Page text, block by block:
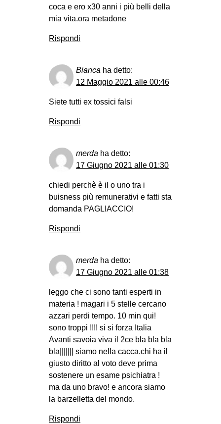
coca e ero x30 anni i più belli della
mia vita.ora metadone
Rispondi
Bianca ha detto:
12 Maggio 2021 alle 00:46
Siete tutti ex tossici falsi
Rispondi
merda ha detto:
17 Giugno 2021 alle 01:30
chiedi perchè è il o uno tra i
buisness più remunerativi e fatti sta
domanda PAGLIACCIO!
Rispondi
merda ha detto:
17 Giugno 2021 alle 01:38
leggo che ci sono tanti esperti in
materia ! magari i 5 stelle cercano
azzari perdi tempo. 10 min qui!
sono troppi !!!! si si forza Italia
Avanti savoia viva il 2ce bla bla bla
bla||||||| siamo nella cacca.chi ha il
giusto diritto al voto deve prima
sostenere un esame psichiatra !
ma da uno bravo! e ancora siamo
la barzelletta del mondo.
Rispondi